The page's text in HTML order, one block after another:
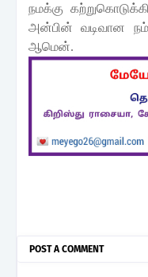
நமக்கு
கற்றுகொடுக்
அன்பின்
வடிவான
ஆமென்.
POST A COMMENT